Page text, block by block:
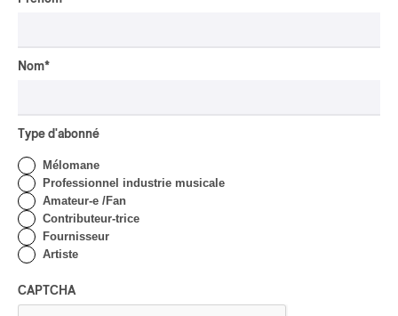
OSHEAGA 2026 I Viagra
OSHEAGA 2026 I
Nom*
Type d'abonné
Mélomane
Professionnel industrie musicale
Amateur-e /Fan
Contributeur-trice
Fournisseur
Artiste
CAPTCHA